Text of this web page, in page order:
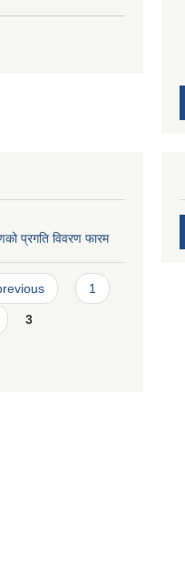
प्रगति विवरण फारम
1
3